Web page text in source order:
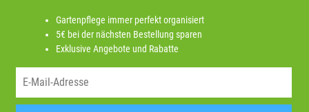
Gartenpflege immer perfekt organisiert
5€ bei der nächsten Bestellung sparen
Exklusive Angebote und Rabatte